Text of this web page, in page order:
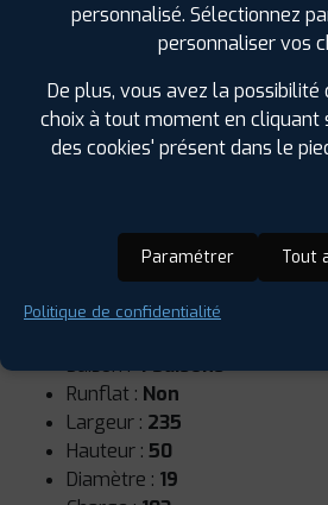
Saison :4 Saisons
Runflat : Non
Largeur : 235
Hauteur : 50
Diamètre : 19
personnalisé. Sélectionnez
personnaliser vos
De plus, vous avez la
choix à tout moment en cliquant
des cookies' présent dans le
Paramétrer Tout
Politique de confidentialité